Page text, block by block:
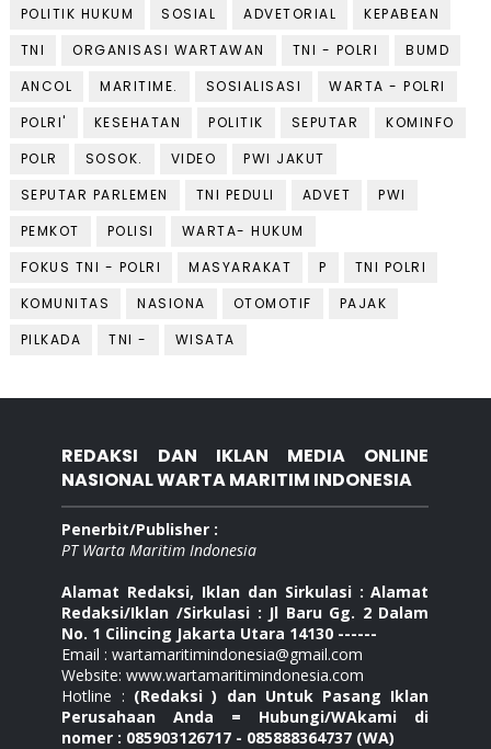
POLITIK HUKUM
SOSIAL ADVETORIAL
KEPABEAN
TNI
ORGANISASI WARTAWAN TNI - POLRI
BUMD
ANCOL
MARITIME. SOSIALISASI
WARTA - POLRI
POLRI'
KESEHATAN POLITIK SEPUTAR
KOMINFO
POLR
SOSOK. VIDEO
PWI JAKUT
SEPUTAR PARLEMEN
TNI PEDULI ADVET
PWI
PEMKOT
POLISI
WARTA- HUKUM
FOKUS TNI - POLRI
MASYARAKAT P
TNI POLRI
KOMUNITAS
NASIONA OTOMOTIF
PAJAK
PILKADA
TNI - WISATA
REDAKSI DAN IKLAN MEDIA ONLINE
NASIONAL WARTA MARITIM INDONESIA
Penerbit/Publisher :
PT Warta Maritim Indonesia
Alamat Redaksi, Iklan dan Sirkulasi : Alamat
Redaksi/Iklan /Sirkulasi : Jl Baru Gg. 2 Dalam
No. 1 Cilincing Jakarta Utara 14130 ------
Email : wartamaritimindonesia@gmail.com
Website: www.wartamaritimindonesia.com
Hotline : (Redaksi ) dan Untuk Pasang Iklan
Perusahaan Anda = Hubungi/WAkami di
nomer : 085903126717 - 085888364737 (WA)